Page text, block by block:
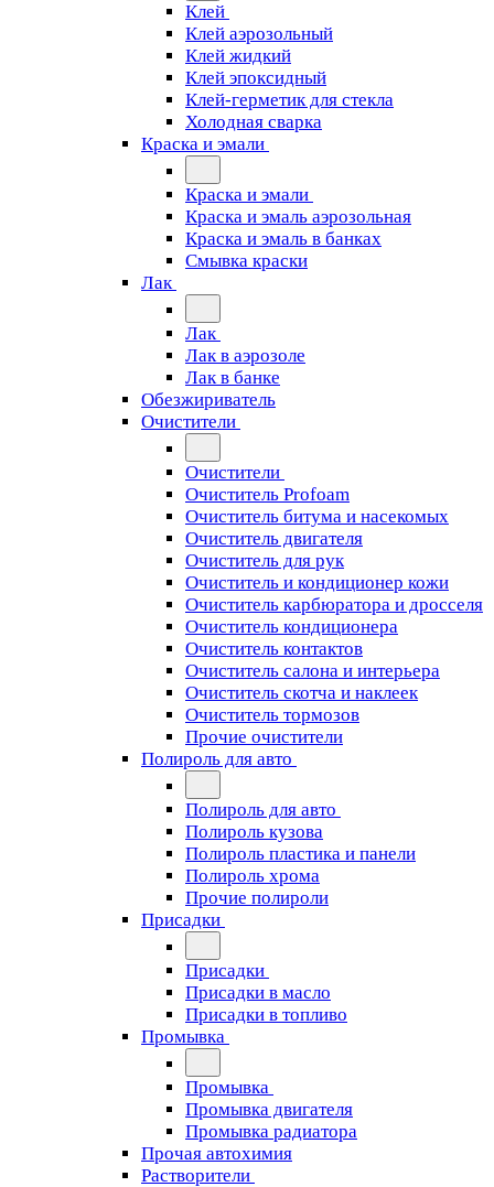
Клей
Клей аэрозольный
Клей жидкий
Клей эпоксидный
Клей-герметик для стекла
Холодная сварка
Краска и эмали
Краска и эмали
Краска и эмаль аэрозольная
Краска и эмаль в банках
Смывка краски
Лак
Лак
Лак в аэрозоле
Лак в банке
Обезжириватель
Очистители
Очистители
Очиститель Profoam
Очиститель битума и насекомых
Очиститель двигателя
Очиститель для рук
Очиститель и кондиционер кожи
Очиститель карбюратора и дросселя
Очиститель кондиционера
Очиститель контактов
Очиститель салона и интерьера
Очиститель скотча и наклеек
Очиститель тормозов
Прочие очистители
Полироль для авто
Полироль для авто
Полироль кузова
Полироль пластика и панели
Полироль хрома
Прочие полироли
Присадки
Присадки
Присадки в масло
Присадки в топливо
Промывка
Промывка
Промывка двигателя
Промывка радиатора
Прочая автохимия
Растворители